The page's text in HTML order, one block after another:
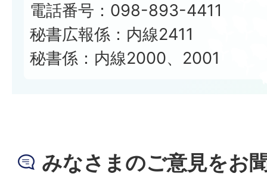
電話番号：098-893-4411
秘書広報係：内線2411
秘書係：内線2000、2001
みなさまのご意見をお